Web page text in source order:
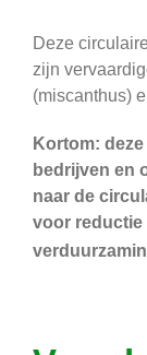
Deze
zijn
(miscanthus)
Kortom:
bedrijven en
naar de
voor reductie